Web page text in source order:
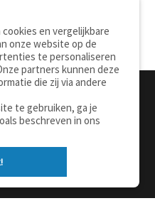
Over deze site
Privacy
en vergelijkbare
onze website op de
te personaliseren
partners kunnen deze
die zij via andere
te gebruiken, ga je
beschreven in ons